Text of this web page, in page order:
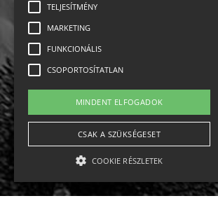
Impresszum-kapcsolat
Jogi nyilatkozat
Rólunk
English
TELJESÍTMÉNY
MARKETING
FUNKCIONÁLIS
CSOPORTOSÍTATLAN
MINDENT ELFOGADOK
CSAK A SZÜKSÉGESET
COOKIE RÉSZLETEK